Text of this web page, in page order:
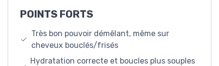
POINTS FORTS
Très bon pouvoir démêlant, même sur
cheveux bouclés/frisés
Hydratation correcte et boucles plus souples